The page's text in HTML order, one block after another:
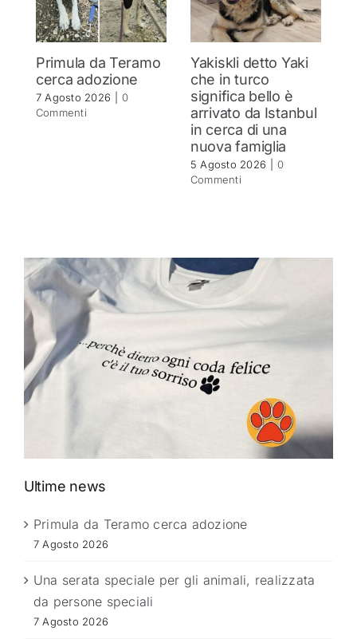
Primula da Teramo
cerca adozione
7 Agosto 2026
0
Commenti
Yakiskli detto Yaki
che in turco
significa bello è
arrivato da Istanbul
in cerca di una
nuova famiglia
5 Agosto 2026
0
Commenti
Ultime news
Primula da Teramo cerca adozione
7 Agosto 2026
Una serata speciale per gli animali, realizzata
da persone speciali
7 Agosto 2026